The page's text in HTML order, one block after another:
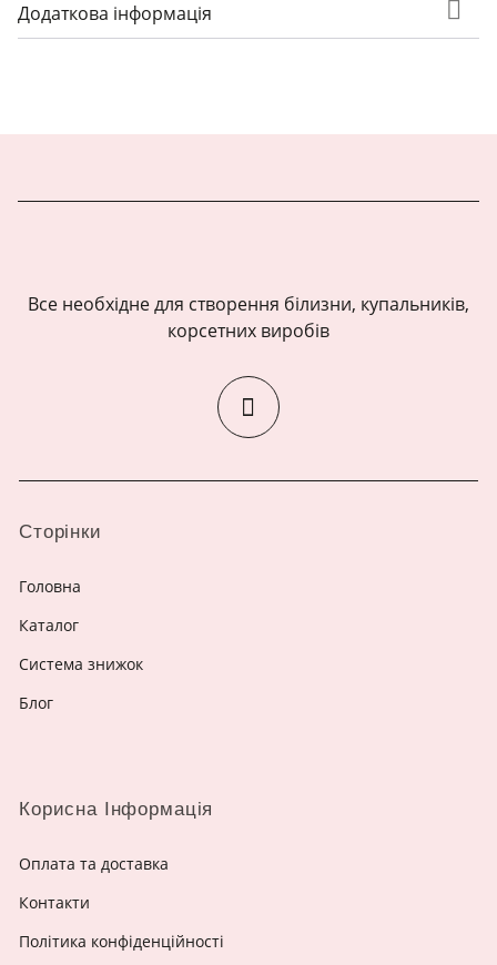
Додаткова інформація
Все необхідне для створення білизни, купальників,
корсетних виробів
Сторінки
Головна
Каталог
Система знижок
Блог
Корисна Інформація
Оплата та доставка
Контакти
Політика конфіденційності